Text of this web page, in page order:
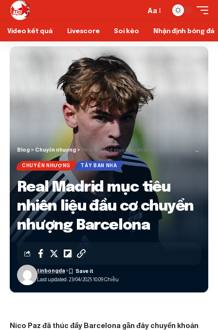
Aa
Video kết quả Livescore Soi kèo Nhận định bóng đá
Blog > Chuyển nhượng > Real Madrid mục tiêu nhiên liệu đầu cơ chuyển nhượng Barcelona
CHUYỂN NHƯỢNG TÂY BAN NHA
Real Madrid mục tiêu
nhiên liệu đầu cơ chuyển
nhượng Barcelona
Last updated: 23/04/2025 10:09 Chiều
tinbongda
Nico Paz đã thúc đẩy Barcelona gần đây chuyển khoản